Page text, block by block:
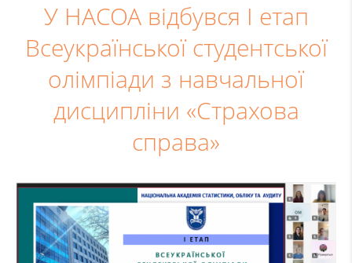
У НАСОА відбувся І етап
Всеукраїнської студентської
олімпіади з навчальної
дисципліни «Страхова
справа»